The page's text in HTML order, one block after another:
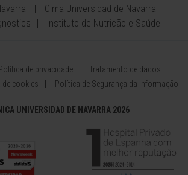
Cima Universidad de Navarra
Instituto de Nutrição e Saúde
de privacidade
Tratamento de dados
de cookies Política de Segurança da Informação
UNIVERSIDAD DE NAVARRA 2026